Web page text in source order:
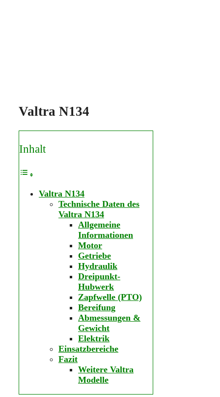
Valtra N134
Inhalt
Valtra N134
Technische Daten des
Valtra N134
Allgemeine
Informationen
Motor
Getriebe
Hydraulik
Dreipunkt-
Hubwerk
Zapfwelle (PTO)
Bereifung
Abmessungen &
Gewicht
Elektrik
Einsatzbereiche
Fazit
Weitere Valtra
Modelle